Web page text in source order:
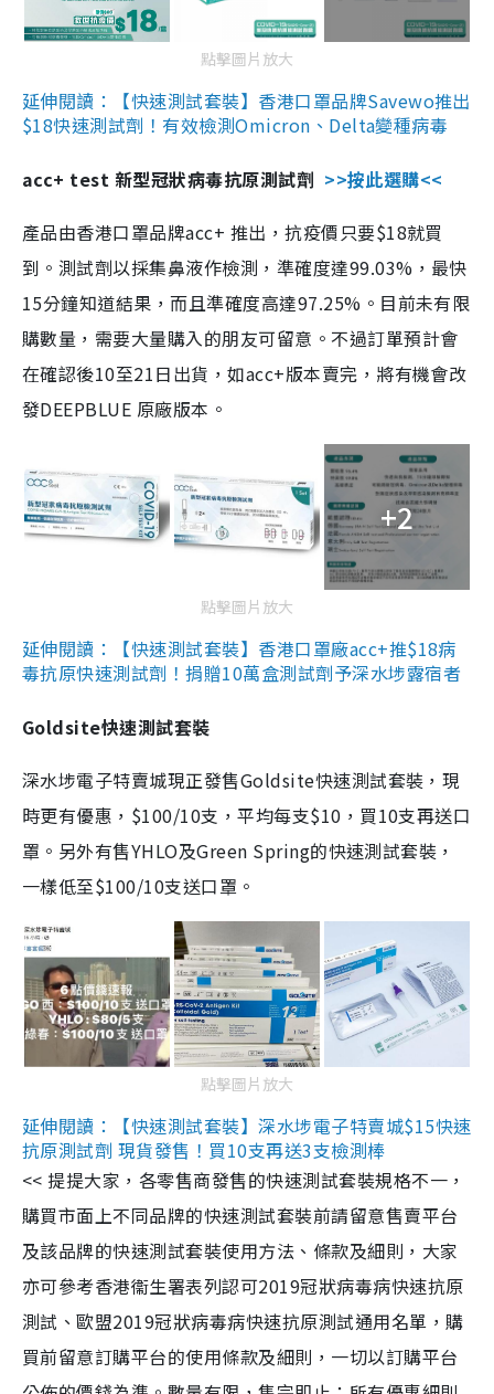
點擊圖片放大
延伸閱讀：【快速測試套裝】香港口罩品牌Savewo推出
$18快速測試劑！有效檢測Omicron、Delta變種病毒
acc+ test 新型冠狀病毒抗原測試劑 >>按此選購<<
產品由香港口罩品牌acc+ 推出，抗疫價只要$18就買
到。測試劑以採集鼻液作檢測，準確度達99.03%，最快
15分鐘知道結果，而且準確度高達97.25%。目前未有限
購數量，需要大量購入的朋友可留意。不過訂單預計會
在確認後10至21日出貨，如acc+版本賣完，將有機會改
發DEEPBLUE 原廠版本。
+2
點擊圖片放大
延伸閱讀：【快速測試套裝】香港口罩廠acc+推$18病
毒抗原快速測試劑！捐贈10萬盒測試劑予深水埗露宿者
Goldsite快速測試套裝
深水埗電子特賣城現正發售Goldsite快速測試套裝，現
時更有優惠，$100/10支，平均每支$10，買10支再送口
罩。另外有售YHLO及Green Spring的快速測試套裝，
一樣低至$100/10支送口罩。
點擊圖片放大
延伸閱讀：【快速測試套裝】深水埗電子特賣城$15快速
抗原測試劑 現貨發售！買10支再送3支檢測棒
<< 提提大家，各零售商發售的快速測試套裝規格不一，
購買市面上不同品牌的快速測試套裝前請留意售賣平台
及該品牌的快速測試套裝使用方法、條款及細則，大家
亦可參考香港衞生署表列認可2019冠狀病毒病快速抗原
測試、歐盟2019冠狀病毒病快速抗原測試通用名單，購
買前留意訂購平台的使用條款及細則，一切以訂購平台